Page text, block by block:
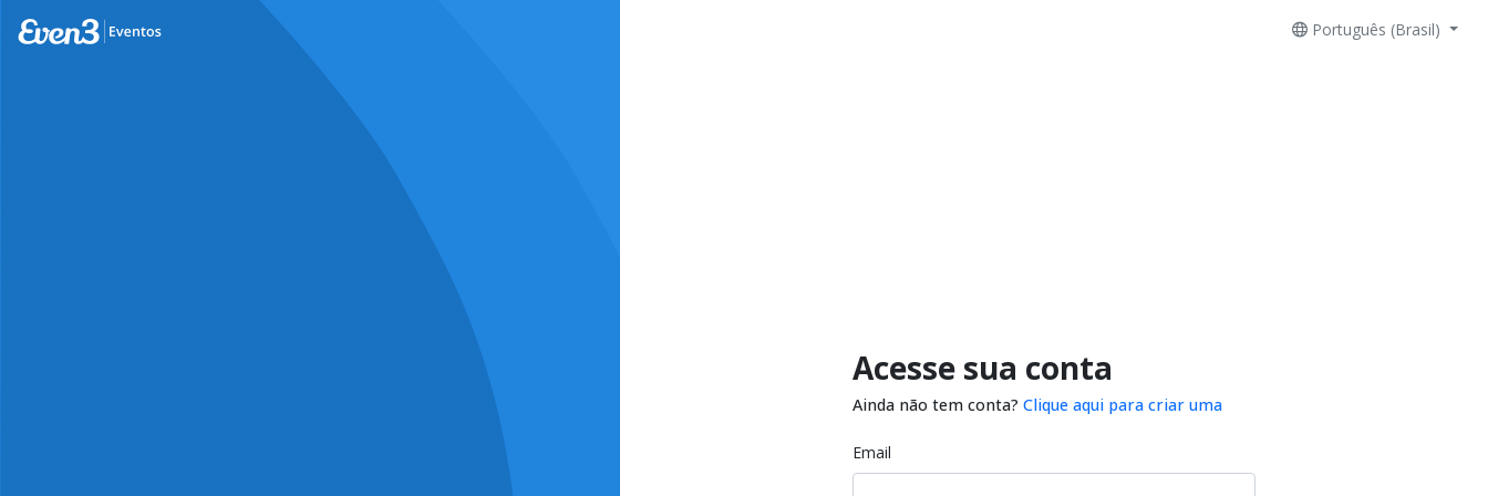
Português (Brasil)
Acesse sua conta
Ainda não tem conta? Clique aqui para criar uma
Email